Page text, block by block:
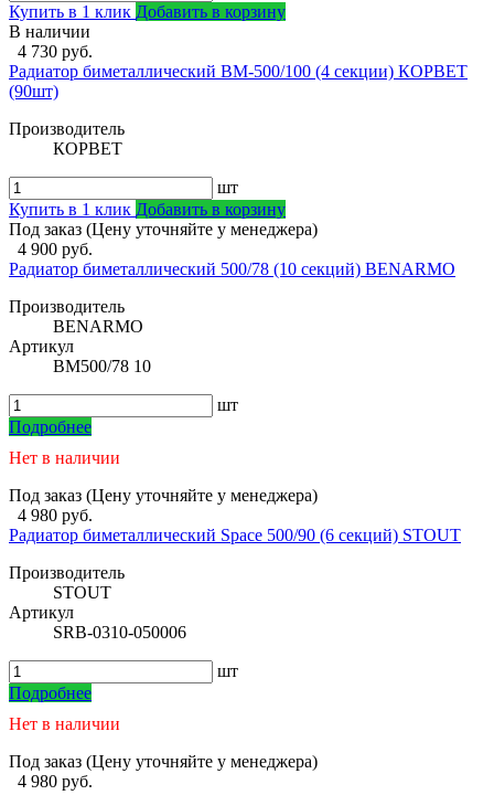
Купить в 1 клик Добавить в корзину
В наличии
4 730 руб.
Радиатор биметаллический ВМ-500/100 (4 секции) КОРВЕТ
(90шт)
Производитель
КОРВЕТ
шт
Купить в 1 клик Добавить в корзину
Под заказ (Цену уточняйте у менеджера)
4 900 руб.
Радиатор биметаллический 500/78 (10 секций) BENARMO
Производитель
BENARMO
Артикул
BM500/78 10
шт
Подробнее
Нет в наличии
Под заказ (Цену уточняйте у менеджера)
4 980 руб.
Радиатор биметаллический Space 500/90 (6 секций) STOUT
Производитель
STOUT
Артикул
SRB-0310-050006
шт
Подробнее
Нет в наличии
Под заказ (Цену уточняйте у менеджера)
4 980 руб.